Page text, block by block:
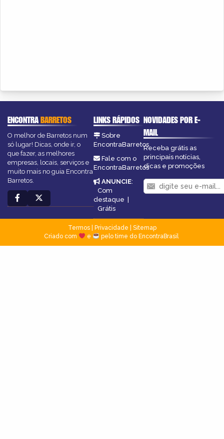
ENCONTRABARRETOS
O melhor de Barretos num
só lugar! Dicas, onde ir, o
que fazer, as melhores
empresas, locais, serviços e
muito mais no guia Encontra
Barretos.
LINKS RÁPIDOS
Sobre
EncontraBarretos
Fale com o
EncontraBarretos
ANUNCIE:
Com
destaque |
Grátis
NOVIDADES POR E-
MAIL
Receba grátis as
principais notícias,
dicas e promoções
Termos| Privacidade
Sitemap
Criado com
e pelo time do EncontraBrasil